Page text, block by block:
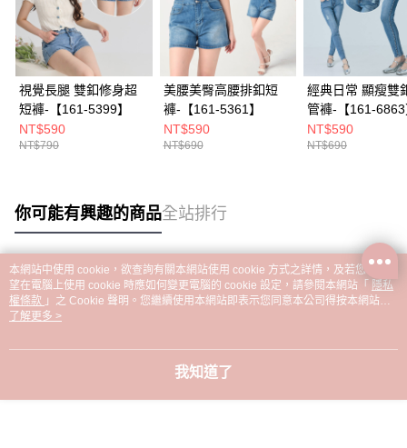
視覺長腿 雙釦修身超
短褲-【161-5399】
NT$590
NT$790
美腰美臀高腰排釦短
褲-【161-5361】
NT$590
NT$690
經典日常 顯瘦雙
管褲-【161-
NT$590
NT$690
你可能有興趣的商品全站排行
熱門標籤
本網站中使用 cookie，欲查詢有關本網站使用 cookie 方式之詳情，及若您不希
望在電腦上使用 cookie 時應如何變更電腦的 cookie 設定，請參閱本網站「 隱私
權條款 」之 Cookie 聲明。您繼續使用本網站即表示您同意本公司得按本網站使
用條款之 Cookie 聲明使用 cookie。
了解更多 >
我知道了